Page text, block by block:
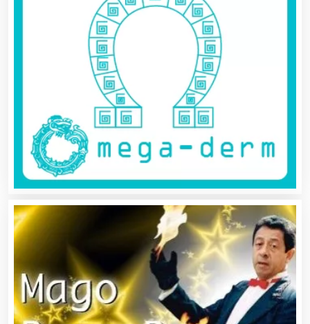
Centros de Nutrición
Centros Turísticos
Cerrajerías
Cibercafés
Clínicas de Rehabilitación
Clínicas y Hospitales